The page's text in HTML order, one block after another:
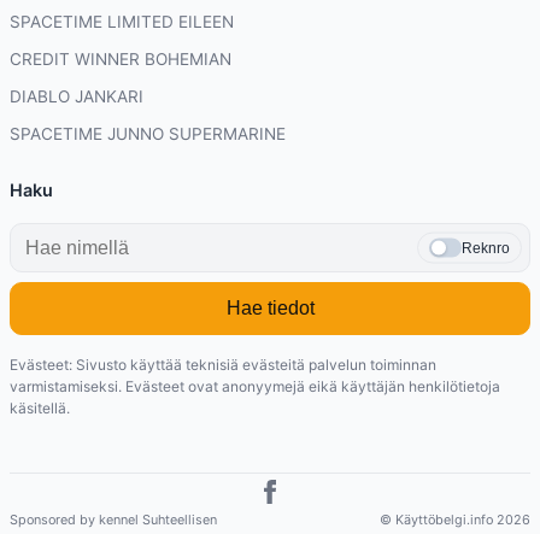
SPACETIME LIMITED EILEEN
CREDIT WINNER BOHEMIAN
DIABLO JANKARI
SPACETIME JUNNO SUPERMARINE
Haku
Reknro
Hae tiedot
Evästeet: Sivusto käyttää teknisiä evästeitä palvelun toiminnan
varmistamiseksi. Evästeet ovat anonyymejä eikä käyttäjän henkilötietoja
käsitellä.
Sponsored by kennel Suhteellisen © Käyttöbelgi.info 2026